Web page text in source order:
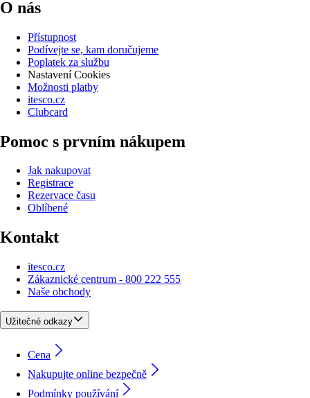
O nás
Přístupnost
Podívejte se, kam doručujeme
Poplatek za službu
Nastavení Cookies
Možnosti platby
itesco.cz
Clubcard
Pomoc s prvním nákupem
Jak nakupovat
Registrace
Rezervace času
Oblíbené
Kontakt
itesco.cz
Zákaznické centrum - 800 222 555
Naše obchody
Užitečné odkazy
Cena
Nakupujte online bezpečně
Podmínky používání